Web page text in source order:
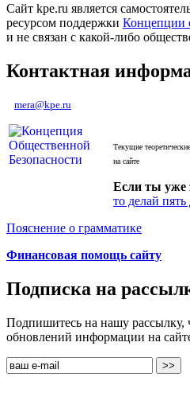
Сайт kpe.ru является
ресурсом поддержки Концепции
и не связан с какой-либо
Контактная
mera@kpe.ru
Текущие
на сайте
Если ты уже
то делай
Пояснение о грамматике
Финансовая помощь сайту
Подписка на
Подпишитесь на нашу рассылку,
обновлений информации на